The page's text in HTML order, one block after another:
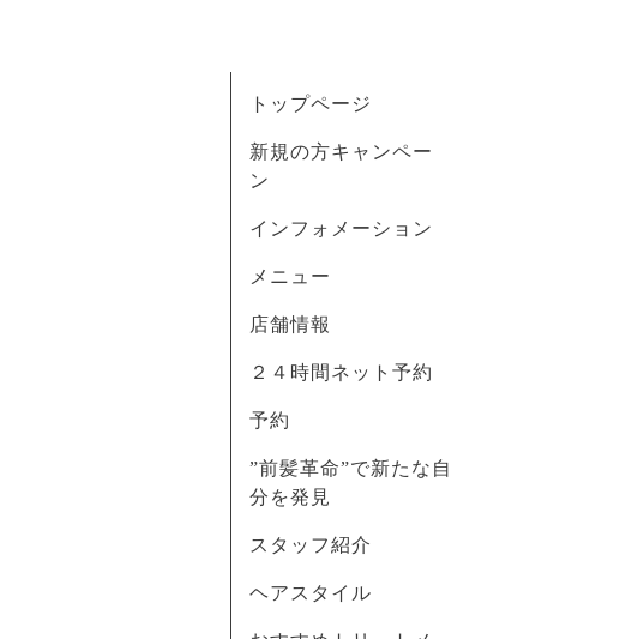
トップページ
新規の方キャンペー
ン
インフォメーション
メニュー
店舗情報
２４時間ネット予約
予約
”前髪革命”で新たな自
分を発見
スタッフ紹介
ヘアスタイル